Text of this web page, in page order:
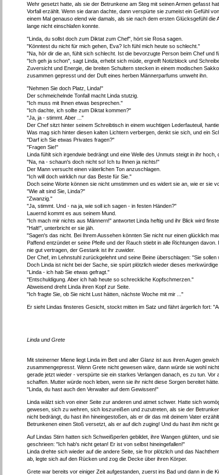
Wehr gesetzt hatte, als sie der Betrunkene am Steg mit seinen Armen gefasst
Vorfall erzählt. Wenn sie daran dachte, dann verspürte sie zumeist ein Gefühl
einem Mal genauso elend wie damals, als sie nach dem ersten Glücksgefühl
lange nicht einschlafen konnte.
"Linda, du sollst doch zum Diktat zum Chef", hört sie Rosa sagen.
"Könntest du nicht für mich gehen, Eva? Ich fühl mich heute so schlecht."
"Na, hör dir die an, fühlt sich schlecht. Ist die bevorzugte Person beim Chef und
"Ich geh ja schon", sagt Linda, erhebt sich müde, ergreift Notizblock und
Zuversicht und Energie, die breiten Schultern stecken in einem modischen
zusammen gepresst und der Duft eines herben Männerparfums umweht ihn.
"Nehmen Sie doch Platz, Linda!"
Der schmeichelnde Tonfall macht Linda stutzig.
"Ich muss mit Ihnen etwas besprechen."
"Ich dachte, ich sollte zum Diktat kommen?"
"Ja, ja - stimmt. Aber ..."
Der Chef sitzt hinter seinem Schreibtisch in einem wuchtigen Lederfauteuil,
Was mag sich hinter diesen kalten Lichtern verbergen, denkt sie sich, und ein
"Darf ich Sie etwas Privates fragen?"
"Fragen Sie!"
Linda fühlt sich irgendwie bedrängt und eine Welle des Unmuts steigt in ihr
"Na, na - schaun's doch nicht so! Ich tu Ihnen ja nichts!"
Der Mann versucht einen väterlichen Ton anzuschlagen.
"Ich will doch wirklich nur das Beste für Sie."
Doch seine Worte können sie nicht umstimmen und es widert sie an, wie er sie
"Wie alt sind Sie, Linda?"
"Zwanzig."
"Ja, stimmt. Und - na ja, wie soll ich sagen - in festen Händen?"
Lauernd kommt es aus seinem Mund.
"Ich mach mir nichts aus Männern!" antwortet Linda heftig und ihr Blick wird
"Halt!", unterbricht er sie jäh.
"Sagen's das nicht. Bei Ihrem Aussehen könnten Sie nicht nur einen glücklich
Paffend entzündet er seine Pfeife und der Rauch stiebt in alle Richtungen
nie gut vertragen, der Gestank ist ihr zuwider.
Der Chef, im Lehnstuhl zurückgelehnt und seine Beine überschlagen: "Sie
Doch Linda ist nicht bei der Sache, sie spürt plötzlich wieder dieses
"Linda - ich hab Sie etwas gefragt."
"Entschuldigung. Aber ich hab heute so schreckliche Kopfschmerzen."
Abweisend dreht Linda ihren Kopf zur Seite.
"Ich fragte Sie, ob Sie nicht Lust hätten, nächste Woche mit mir ..."
Er sieht Lindas finsteres Gesicht, stockt mitten im Satz und fährt ärgerlich fort:
Linda und Grete
Mit steinerner Miene liegt Linda im Bett und aller Glanz ist aus ihren Augen
zusammengepresst. Wenn Grete nicht gewesen wäre, dann würde sie wohl
gerade jetzt wieder - verspürte sie ein starkes Verlangen danach, es zu tun.
schaffen. Mutter würde noch leben, wenn sie ihr nicht diese Sorgen bereitet
"Linda, du hast auch den Verwalter auf dem Gewissen!"
Linda wälzt sich von einer Seite zur anderen und atmet schwer. Hatte sich
gewesen, sich zu wehren, sich loszureißen und zuzutreten, als sie der
nicht bedrängt, du hast ihn hineingestoßen, als er dir das mit deinem Vater
Betrunkenen einen Stoß versetzt, als er auf dich zuging! Und du hast ihm nicht
Auf Lindas Stirn hatten sich Schweißperlen gebildet, ihre Wangen glühten, und
geschrieen: "Ich hab's nicht getan! Er ist von selbst hineingefallen!"
Linda drehte sich wieder auf die andere Seite, sie fror plötzlich und das
ab, legte sich auf den Rücken und zog die Decke über ihren Körper.
Grete war bereits vor einiger Zeit aufgestanden, zuerst ins Bad und dann in die